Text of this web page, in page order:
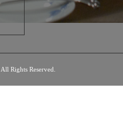
. All Rights Reserved.